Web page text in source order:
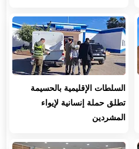
السلطات الإقليمية بالحسيمة
تطلق حملة إنسانية لإيواء
المشردين